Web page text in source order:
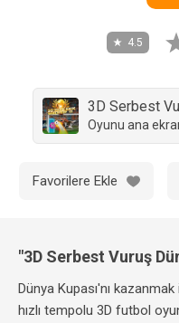
4.5
3D Serbest
Oyunu ana
Favorilere Ekle
"3D Serbest Vuruş
Dünya Kupası'nı
hızlı tempolu 3D futbol